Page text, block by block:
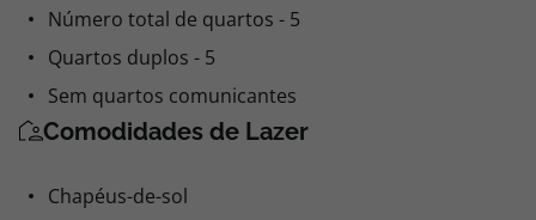
Número total de quartos - 5
Quartos duplos - 5
Sem quartos comunicantes
Comodidades de Lazer
Chapéus-de-sol